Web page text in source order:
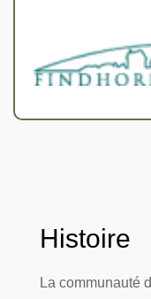
Histoire
La communauté